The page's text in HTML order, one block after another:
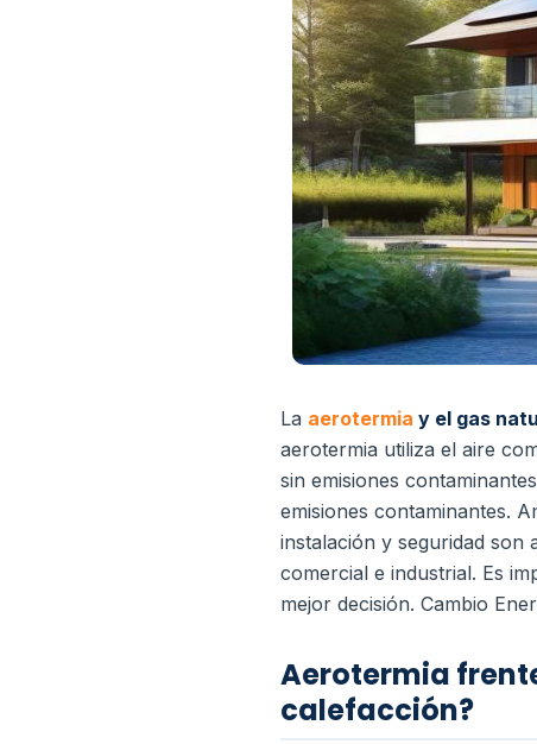
La aerotermia y el gas
aerotermia utiliza el aire
sin emisiones
emisiones contaminantes.
instalación y seguridad son
comercial e industrial. Es
mejor decisión. Cambio
Aerotermia
calefacción?